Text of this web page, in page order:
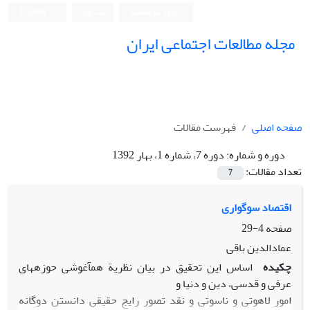
مجله مطالعات اجتماعی ایران
صفحه اصلی
فهرست مقالات
دوره و شماره:دوره 7، شماره 1، بهار 1392
تعداد مقالات:
7
اقتصاد سوگواری
صفحه4-29
عمادالدین باقی
چکیده اساس این تحقیق در بیان نظریة همآغوشی حوزههای
عرفی و قدسی، دین و دنیا و
امور لاهوتی و ناسوتی و نقد تصور رایج حقیقی دانستن دوگانه